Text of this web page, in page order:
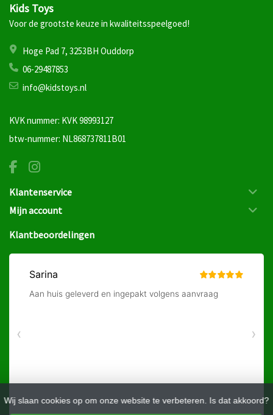
Wij slaan cookies op om onze website te verbeteren. Is dat akkoord?
Kids Toys
Voor de grootste keuze in kwaliteitsspeelgoed!
Hoge Pad 7, 3253BH Ouddorp
06-29487853
info@kidstoys.nl
KVK nummer: KVK 98993127
btw-nummer: NL868737811B01
Klantenservice
Mijn account
Klantbeoordelingen